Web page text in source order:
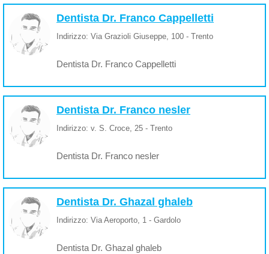
Dentista Dr. Franco Cappelletti
Indirizzo: Via Grazioli Giuseppe, 100 - Trento
Dentista Dr. Franco Cappelletti
Dentista Dr. Franco nesler
Indirizzo: v. S. Croce, 25 - Trento
Dentista Dr. Franco nesler
Dentista Dr. Ghazal ghaleb
Indirizzo: Via Aeroporto, 1 - Gardolo
Dentista Dr. Ghazal ghaleb